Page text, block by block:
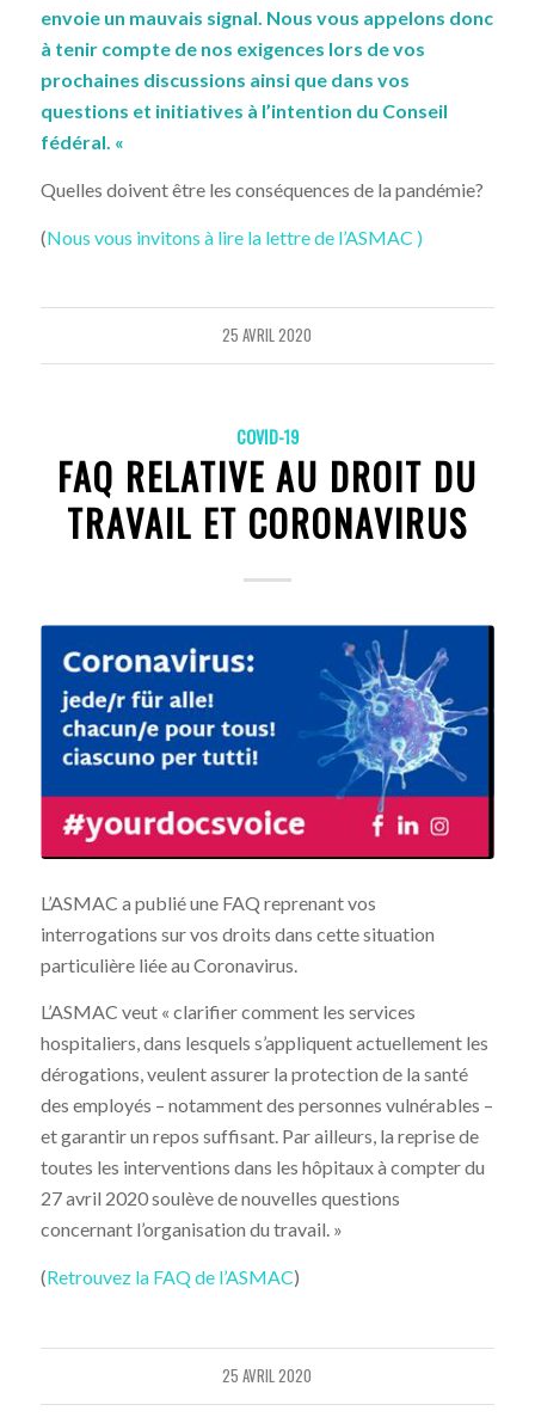
envoie un mauvais signal. Nous vous appelons donc
à tenir compte de nos exigences lors de vos
prochaines discussions ainsi que dans vos
questions et initiatives à l’intention du Conseil
fédéral. «
Quelles doivent être les conséquences de la pandémie?
(Nous vous invitons à lire la lettre de l’ASMAC )
25 AVRIL 2020
COVID-19
FAQ RELATIVE AU DROIT DU
TRAVAIL ET CORONAVIRUS
L’ASMAC a publié une FAQ reprenant vos
interrogations sur vos droits dans cette situation
particulière liée au Coronavirus.
L’ASMAC veut « clarifier comment les services
hospitaliers, dans lesquels s’appliquent actuellement les
dérogations, veulent assurer la protection de la santé
des employés – notamment des personnes vulnérables –
et garantir un repos suffisant. Par ailleurs, la reprise de
toutes les interventions dans les hôpitaux à compter du
27 avril 2020 soulève de nouvelles questions
concernant l’organisation du travail. »
(Retrouvez la FAQ de l’ASMAC)
25 AVRIL 2020